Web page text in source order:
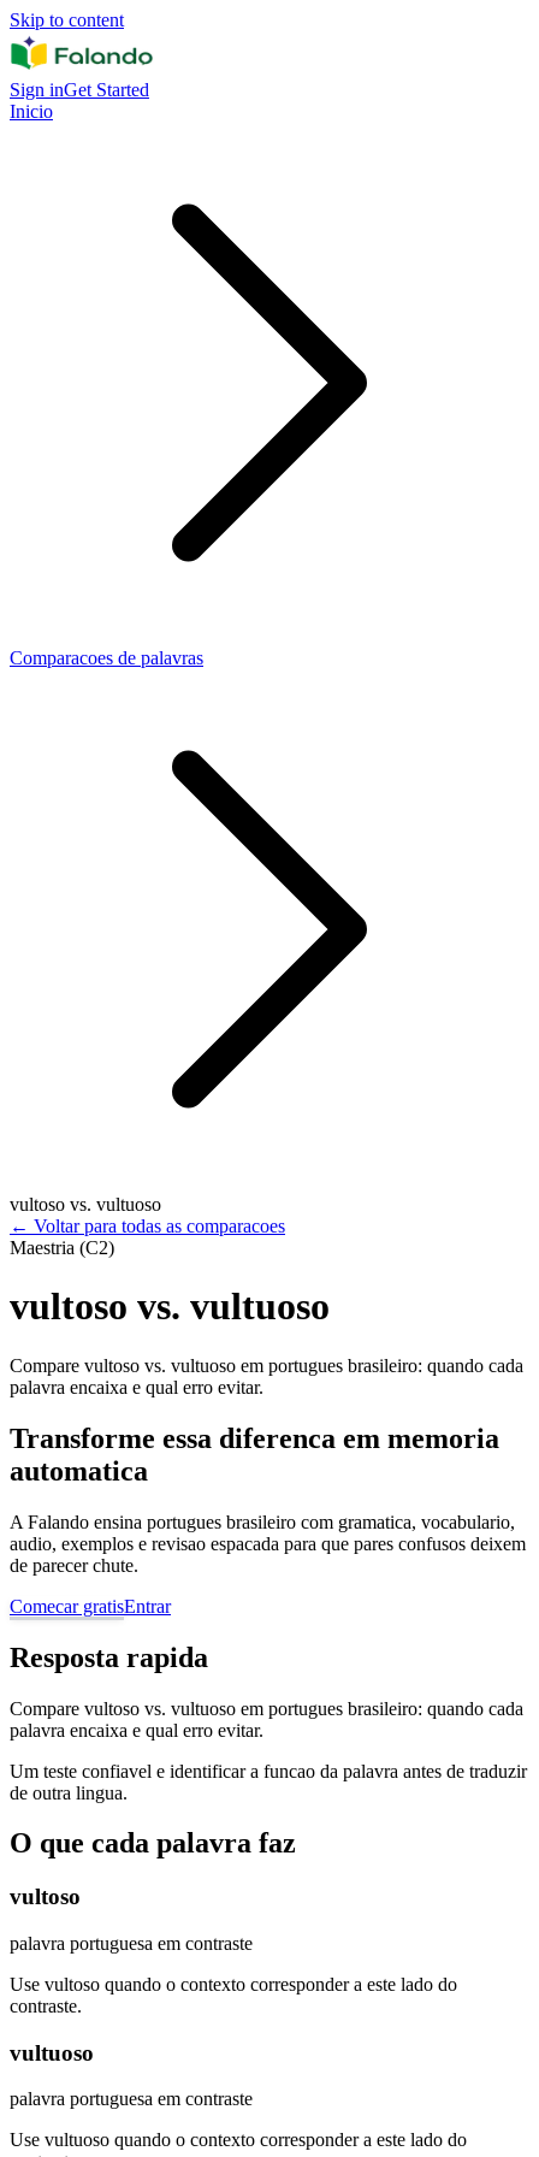
Skip to content
Sign inGet Started
Inicio
Comparacoes de palavras
vultoso vs. vultuoso
← Voltar para todas as comparacoes
Maestria (C2)
vultoso vs. vultuoso
Compare vultoso vs. vultuoso em portugues brasileiro: quando cada
palavra encaixa e qual erro evitar.
Transforme essa diferenca em memoria
automatica
A Falando ensina portugues brasileiro com gramatica, vocabulario,
audio, exemplos e revisao espacada para que pares confusos deixem
de parecer chute.
Comecar gratisEntrar
Resposta rapida
Compare vultoso vs. vultuoso em portugues brasileiro: quando cada
palavra encaixa e qual erro evitar.
Um teste confiavel e identificar a funcao da palavra antes de traduzir
de outra lingua.
O que cada palavra faz
vultoso
palavra portuguesa em contraste
Use vultoso quando o contexto corresponder a este lado do
contraste.
vultuoso
palavra portuguesa em contraste
Use vultuoso quando o contexto corresponder a este lado do